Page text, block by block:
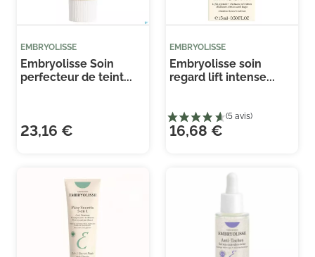
EMBRYOLISSE
Embryolisse Soin
perfecteur de teint...
23,16 €
EMBRYOLISSE
Embryolisse soin
regard lift intense...
16,68 €